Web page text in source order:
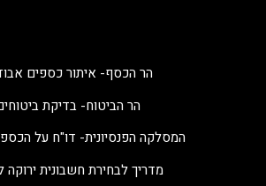
הר הכסף- איתור כספים
הר הביטוח- בדיקת
המסלקה הפנסיונית- דו"ח על
מדריך לבחירת חשבונית